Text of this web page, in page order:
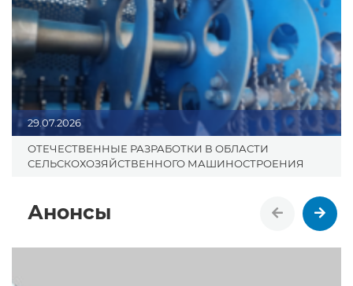
29.07.2026
ОТЕЧЕСТВЕННЫЕ РАЗРАБОТКИ В ОБЛАСТИ
СЕЛЬСКОХОЗЯЙСТВЕННОГО МАШИНОСТРОЕНИЯ
Анонсы